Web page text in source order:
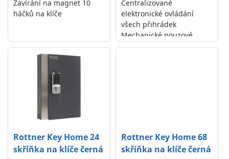
Zavírání na magnet 10
háčků na klíče
Centralizované
elektronické ovládání
všech přihrádek
Mechanické nouzové
otevírání s cylindrickým
Rottner Key Home 24
skříňka na klíče černá
Rottner Key Home 68
skříňka na klíče černá